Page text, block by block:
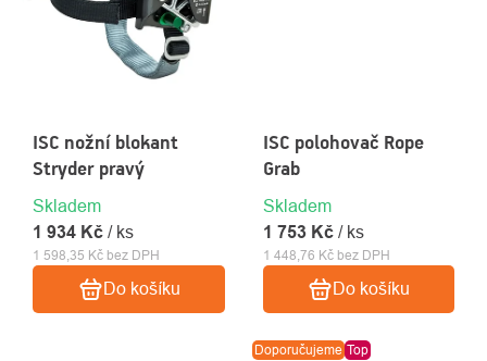
ISC nožní blokant
Stryder pravý
Skladem
1 598,35 Kč bez DPH
1 934 Kč / ks
Do košíku
ISC polohovač Rope
Grab
Skladem
1 448,76 Kč bez DPH
1 753 Kč / ks
Do košíku
Doporučujeme Top